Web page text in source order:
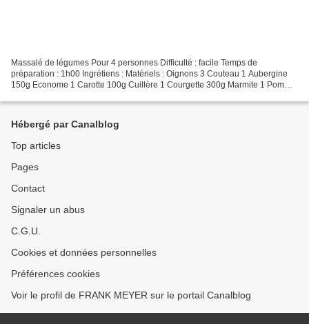
Massalé de légumes Pour 4 personnes Difficulté : facile Temps de
préparation : 1h00 Ingrétiens : Matériels : Oignons 3 Couteau 1 Aubergine
150g Econome 1 Carotte 100g Cuillère 1 Courgette 300g Marmite 1 Pomme
Hébergé par Canalblog
Top articles
Pages
Contact
Signaler un abus
C.G.U.
Cookies et données personnelles
Préférences cookies
Voir le profil de FRANK MEYER sur le portail Canalblog